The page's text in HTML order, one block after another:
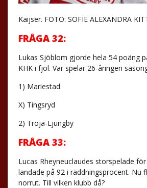
Kaijser. FOTO: SOFIE ALEXANDRA
FRÅGA 32:
Lukas Sjöblom gjorde hela 54 poäng
KHK i fjol. Var spelar 26-åringen
1) Mariestad
X) Tingsryd
2) Troja-Ljungby
FRÅGA 33:
Lucas Rheyneuclaudes storspelade
landade på 92 i räddningsprocent. Nu
norrut. Till vilken klubb då?